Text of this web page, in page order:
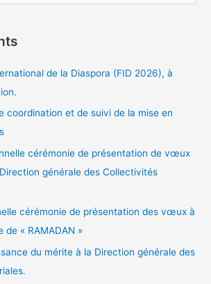
de la Diaspora (FID 2026), à
coordination et de suivi de la mise en
cérémonie de présentation de vœux
générale des Collectivités
cérémonie de présentation des vœux à
de « RAMADAN »
du mérite à la Direction générale des